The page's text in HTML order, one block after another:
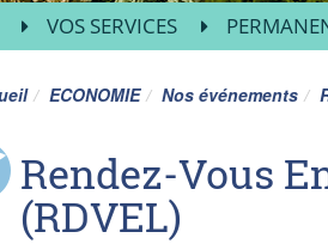
VOS SERVICES
ECONOMIE Nos événements
Rendez-Vous
(RDVEL)